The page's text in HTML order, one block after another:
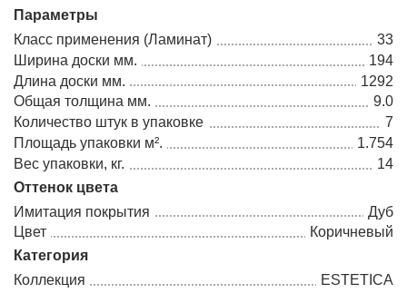
Параметры
Класс применения (Ламинат)
33
Ширина доски мм.
194
Длина доски мм.
1292
Общая толщина мм.
9.0
Количество штук в упаковке
7
Площадь упаковки м².
1.754
Вес упаковки, кг.
14
Оттенок цвета
Имитация покрытия
Дуб
Цвет
Коричневый
Категория
Коллекция
ESTETICA